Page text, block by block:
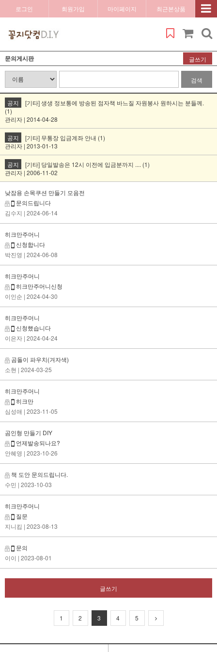
로그인 회원가입 마이페이지 최근본상품
문의게시판 글쓰기
검색
공지
[기타] 생생 정보통에 방송된 점자책 바느질 자원봉사 원하시는 분들께.
(1)
관리자 | 2014-04-28
공지
[기타] 무통장 입금계좌 안내 (1)
관리자 | 2013-01-13
공지
[기타] 당일발송은 12시 이전에 입금분까지 .... (1)
관리자 | 2006-11-02
낮잠용 손목쿠션 만들기 모음전
문의드립니다
김수지 | 2024-06-14
히크만주머니
신청합니다
박진영 | 2024-06-08
히크만주머니
히크만주머니신청
이인순 | 2024-04-30
히크만주머니
신청했습니다
이은자 | 2024-04-24
곰돌이 파우치(겨자색)
소현 | 2024-03-25
히크만주머니
히크만
심성애 | 2023-11-05
곰인형 만들기 DIY
언제발송되나요?
안혜영 | 2023-10-26
책 도안 문의드립니다.
수민 | 2023-10-03
히크만주머니
질문
지니킴 | 2023-08-13
문의
이이 | 2023-08-01
글쓰기
1 2 3 4 5